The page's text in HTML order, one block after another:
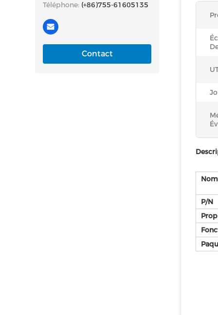
Téléphone: (+86)755-61605135
Contact
P/N